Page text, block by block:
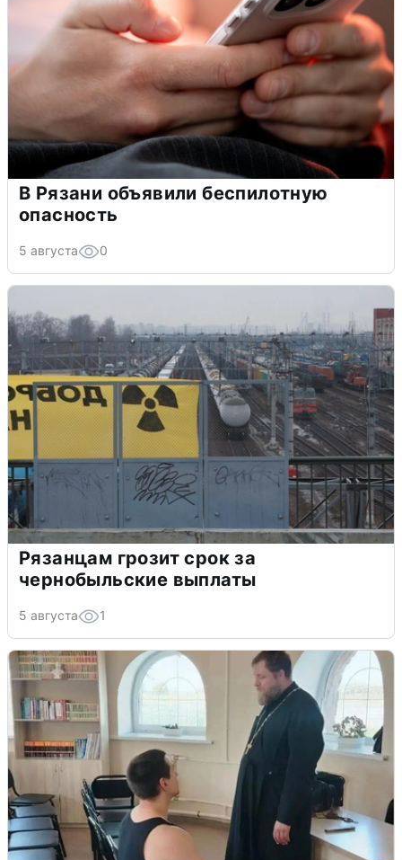
В Рязани объявили беспилотную
опасность
5 августа 0
Рязанцам грозит срок за
чернобыльские выплаты
5 августа 1